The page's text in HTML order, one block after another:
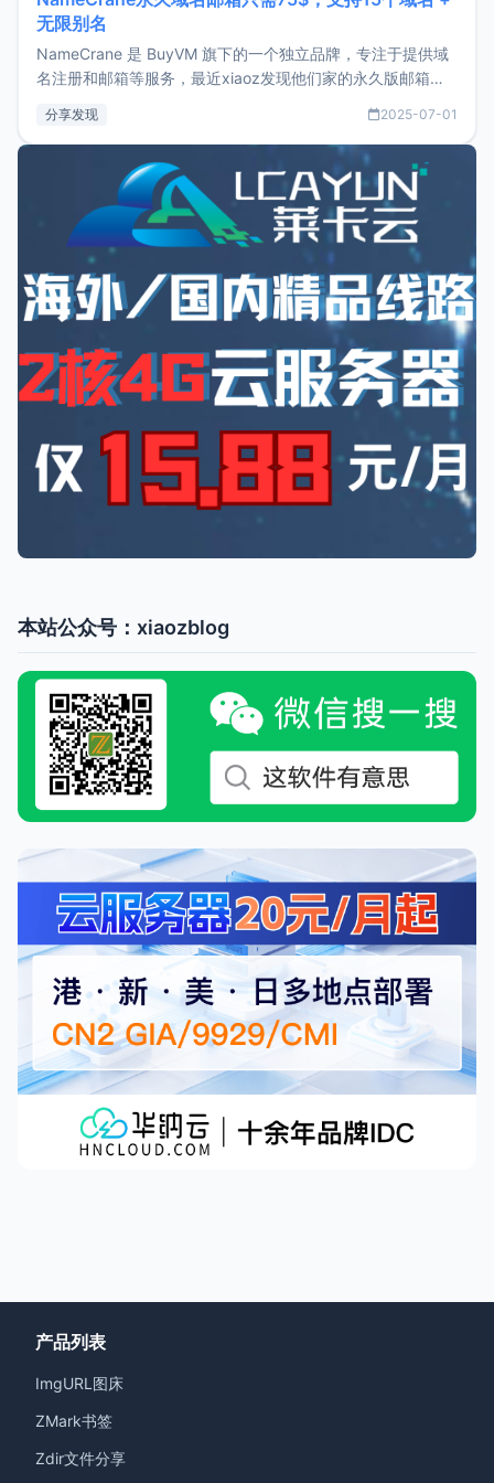
无限别名
NameCrane 是 BuyVM 旗下的一个独立品牌，专注于提供域
名注册和邮箱等服务，最近xiaoz发现他们家的永久版邮箱服
又实惠的域名邮箱，不妨尝试一下 NameCrane。注册
NameCraneNameCrane不支持直接注册，必须要购买
分享发现 2025-07-01
本站公众号：xiaozblog
产品列表
ImgURL图床
ZMark书签
Zdir文件分享